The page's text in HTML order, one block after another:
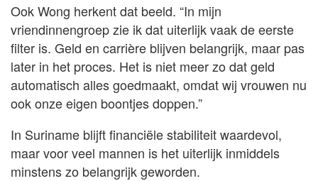
Ook Wong herkent dat beeld. “In mijn
vriendinnengroep zie ik dat uiterlijk vaak de eerste
filter is. Geld en carrière blijven belangrijk, maar pas
later in het proces. Het is niet meer zo dat geld
automatisch alles goedmaakt, omdat wij vrouwen nu
ook onze eigen boontjes doppen.”
In Suriname blijft financiële stabiliteit waardevol,
maar voor veel mannen is het uiterlijk inmiddels
minstens zo belangrijk geworden.